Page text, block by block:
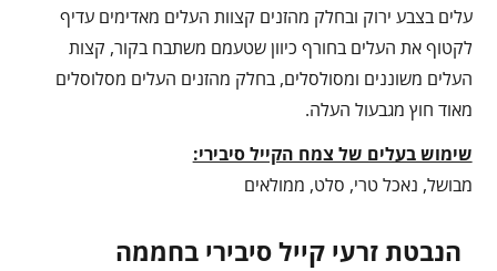
עלים בצבע ירוק ובחלק מהזנים קצוות העלים מאדימים עדיף
לקטוף את העלים בחורף כיוון שטעמם משתבח בקור, קצות
העלים משוננים ומסולסלים, בחלק מהזנים העלים מסלוסלים
מאוד חוץ מגבעול העלה.
שימוש בעלים של צמח הקייל סיבירי:
מבושל, נאכל טרי, סלט, ממולאים
הנבטת זרעי קייל סיבירי בחממה